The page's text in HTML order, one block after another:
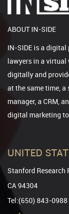
ABOUT IN-SIDE
IN-SIDE is a
lawyers in a virtual
digitally and
at the same time, a
manager, a CRM,
digital marketing
UNITED
Stanford Research
CA 94304
Tel:(650) 843-0988